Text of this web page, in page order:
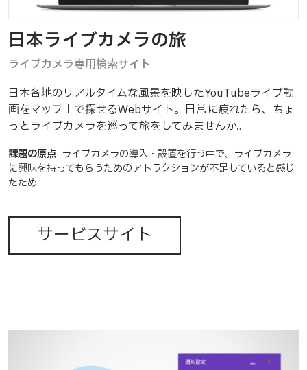
About
Blog
Product
日本ライブカメラの旅
ライブカメラ専用検索サイト
日本各地のリアルタイムな風景を映したYouTubeライブ動
画をマップ上で探せるWebサイト。日常に疲れたら、ちょ
っとライブカメラを巡って旅をしてみませんか。
課題の原点 ライブカメラの導入・設置を行う中で、ライブカメラ
に興味を持ってもらうためのアトラクションが不足していると感じ
たため
サービスサイト